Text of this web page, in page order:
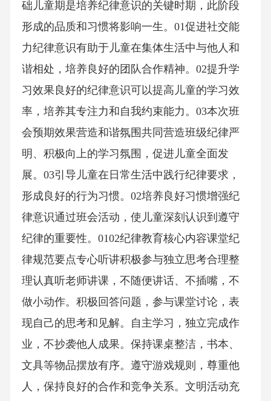
础儿童期是培养纪律意识的关键时期，此阶段
形成的品质和习惯将影响一生。01促进社交能
力纪律意识有助于儿童在集体生活中与他人和
谐相处，培养良好的团队合作精神。02提升学
习效果良好的纪律意识可以提高儿童的学习效
率，培养其专注力和自我约束能力。03本次班
会预期效果营造和谐氛围共同营造班级纪律严
明、积极向上的学习氛围，促进儿童全面发
展。03引导儿童在日常生活中践行纪律要求，
形成良好的行为习惯。02培养良好习惯增强纪
律意识通过班会活动，使儿童深刻认识到遵守
纪律的重要性。0102纪律教育核心内容课堂纪
律规范要点专心听讲积极参与独立思考合理整
理认真听老师讲课，不随便讲话、不插嘴，不
做小动作。积极回答问题，参与课堂讨论，表
现自己的思考和见解。自主学习，独立完成作
业，不抄袭他人成果。保持课桌整洁，书本、
文具等物品摆放有序。遵守游戏规则，尊重他
人，保持良好的合作和竞争关系。文明活动充